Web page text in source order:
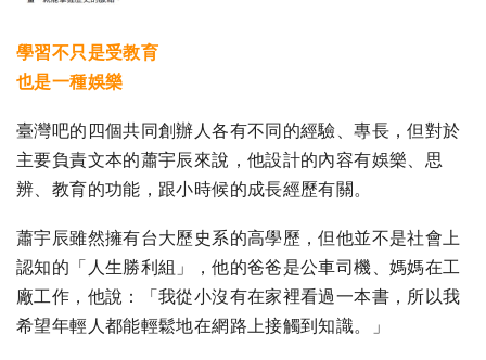
學習不只是受教育
也是一種娛樂
臺灣吧的四個共同創辦人各有不同的經驗、專長，但對於
主要負責文本的蕭宇辰來說，他設計的內容有娛樂、思
辨、教育的功能，跟小時候的成長經歷有關。
蕭宇辰雖然擁有台大歷史系的高學歷，但他並不是社會上
認知的「人生勝利組」，他的爸爸是公車司機、媽媽在工
廠工作，他說：「我從小沒有在家裡看過一本書，所以我
希望年輕人都能輕鬆地在網路上接觸到知識。」